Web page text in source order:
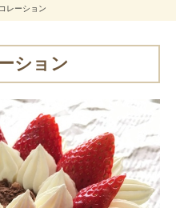
レーション
ション